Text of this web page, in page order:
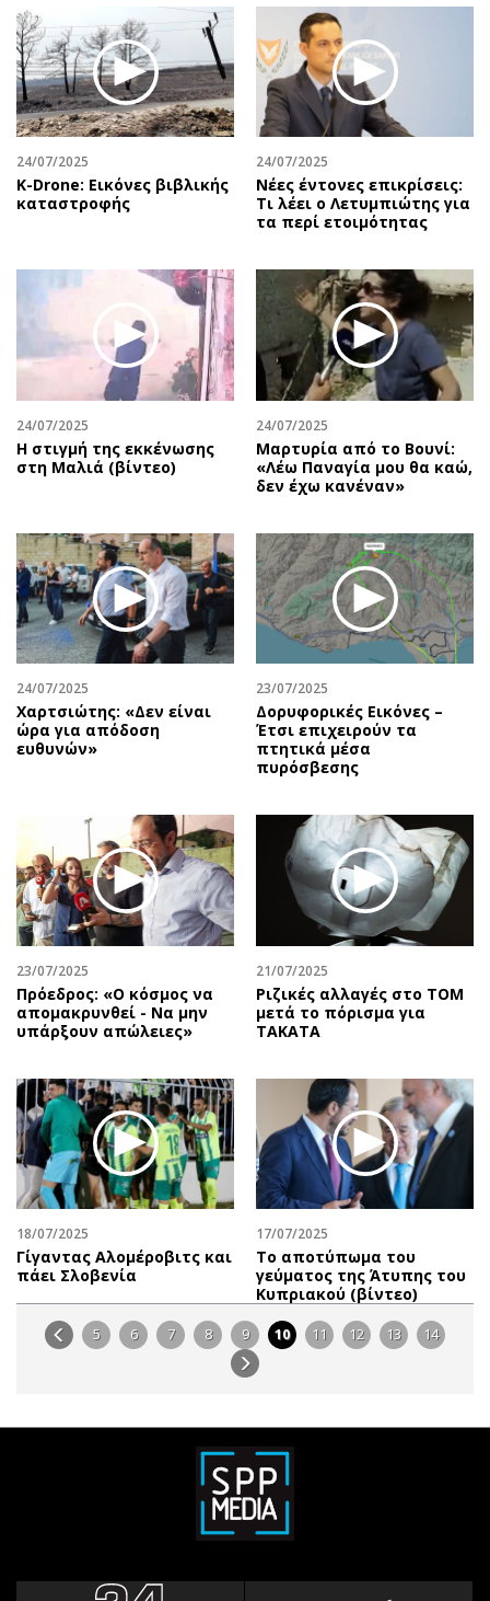
24/07/2025
Κ-Drone: Εικόνες βιβλικής
καταστροφής
24/07/2025
Νέες έντονες επικρίσεις:
Τι λέει ο Λετυμπιώτης για
τα περί ετοιμότητας
24/07/2025
H στιγμή της εκκένωσης
στη Μαλιά (βίντεο)
24/07/2025
Μαρτυρία από το Βουνί:
«Λέω Παναγία μου θα καώ,
δεν έχω κανέναν»
24/07/2025
Χαρτσιώτης: «Δεν είναι
ώρα για απόδοση
ευθυνών»
23/07/2025
Δορυφορικές Εικόνες –
Έτσι επιχειρούν τα
πτητικά μέσα
πυρόσβεσης
23/07/2025
Πρόεδρος: «Ο κόσμος να
απομακρυνθεί - Να μην
υπάρξουν απώλειες»
21/07/2025
Ριζικές αλλαγές στο ΤΟΜ
μετά το πόρισμα για
TAKATA
18/07/2025
Γίγαντας Αλομέροβιτς και
πάει Σλοβενία
17/07/2025
Το αποτύπωμα του
γεύματος της Άτυπης του
Κυπριακού (βίντεο)
5 6 7 8 9 10 11 12 13 14